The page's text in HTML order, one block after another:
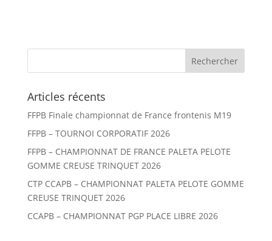
Articles récents
FFPB Finale championnat de France frontenis M19
FFPB – TOURNOI CORPORATIF 2026
FFPB – CHAMPIONNAT DE FRANCE PALETA PELOTE
GOMME CREUSE TRINQUET 2026
CTP CCAPB – CHAMPIONNAT PALETA PELOTE GOMME
CREUSE TRINQUET 2026
CCAPB – CHAMPIONNAT PGP PLACE LIBRE 2026